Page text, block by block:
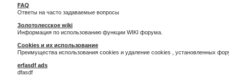
FAQ
Ответы на часто задаваемые вопросы
Золотолесское wiki
Информация по использованию функции WIKI форума.
Cookies и их использование
Преимущества использования cookies и удаление cookies , установленных
erfasdf ads
dfasdf